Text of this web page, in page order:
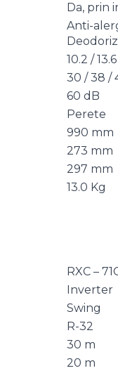
Da, prin
Anti-
10.2 /
30 / 38 /
60 dB
Perete
990 mm
273 mm
297 mm
13.0 Kg
RXC –
Inverter
Swing
R-32
30 m
20 m